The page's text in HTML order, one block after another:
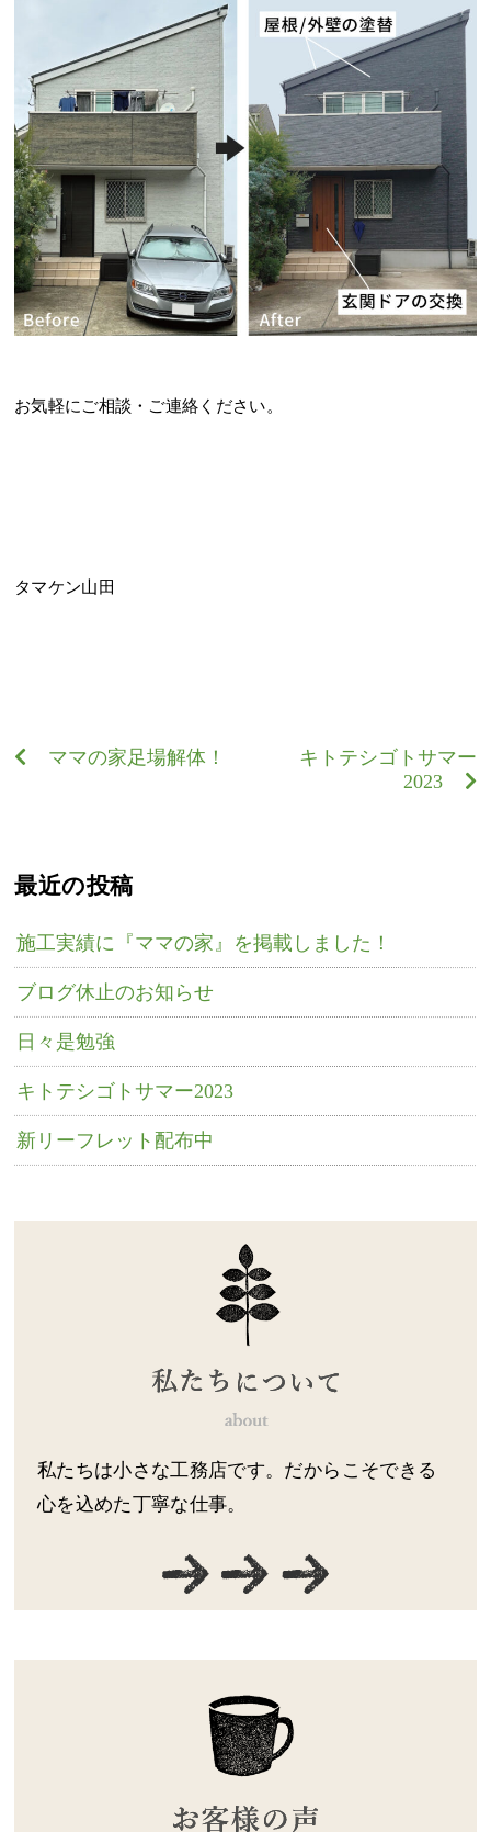
お気軽にご相談・ご連絡ください。
タマケン山田
ママの家足場解体！
キトテシゴトサマー
2023
最近の投稿
施工実績に『ママの家』を掲載しました！
ブログ休止のお知らせ
日々是勉強
キトテシゴトサマー2023
新リーフレット配布中
私たちは小さな工務店です。だからこそできる
心を込めた丁寧な仕事。